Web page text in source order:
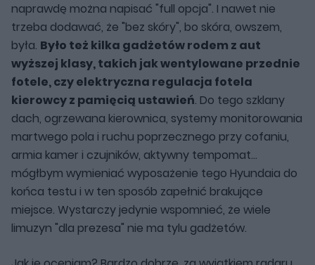
naprawdę można napisać "full opcja". I nawet nie
trzeba dodawać, że "bez skóry", bo skóra, owszem,
była. Było też kilka gadżetów rodem z aut
wyższej klasy, takich jak wentylowane przednie
fotele, czy elektryczna regulacja fotela
kierowcy z pamięcią ustawień. Do tego szklany
dach, ogrzewana kierownica, systemy monitorowania
martwego pola i ruchu poprzecznego przy cofaniu,
armia kamer i czujników, aktywny tempomat...
mógłbym wymieniać wyposażenie tego Hyundaia do
końca testu i w ten sposób zapełnić brakujące
miejsce. Wystarczy jedynie wspomnieć, że wiele
limuzyn "dla prezesa" nie ma tylu gadżetów.